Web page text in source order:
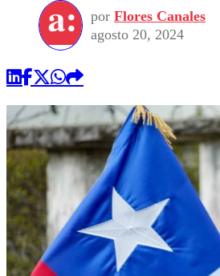
Torneo Internacional
Torneo Nacional
Internacional
Nacional
Programas
Comercial
por Flores Canales
agosto 20, 2024